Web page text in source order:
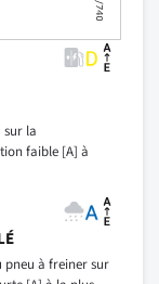
sur la
faible [A] à
pneu à freiner sur